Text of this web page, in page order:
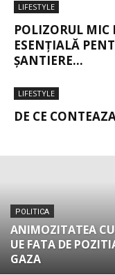
LIFESTYLE
POLIZORUL MIC
ESENȚIALĂ
ȘANTIERE...
LIFESTYLE
DE CE
UCRAINA ISI
POPULARA
POLITICA
ANIMOZITATEA
UE FATA DE
GAZA